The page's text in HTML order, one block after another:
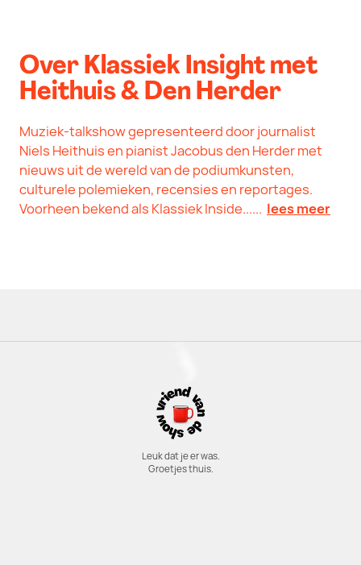
Over Klassiek Insight met
Heithuis & Den Herder
Muziek-talkshow gepresenteerd door journalist
Niels Heithuis en pianist Jacobus den Herder met
nieuws uit de wereld van de podiumkunsten,
culturele polemieken, recensies en reportages.
Voorheen bekend als Klassiek Inside...... lees meer
Leuk dat je er was.
Groetjes thuis.